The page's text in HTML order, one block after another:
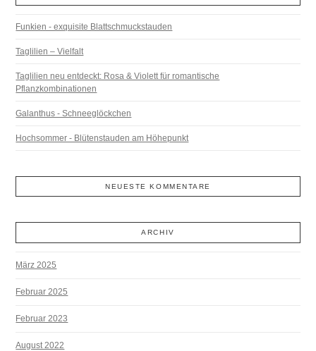
Funkien - exquisite Blattschmuckstauden
Taglilien – Vielfalt
Taglilien neu entdeckt: Rosa & Violett für romantische
Pflanzkombinationen
Galanthus - Schneeglöckchen
Hochsommer - Blütenstauden am Höhepunkt
NEUESTE KOMMENTARE
ARCHIV
März 2025
Februar 2025
Februar 2023
August 2022